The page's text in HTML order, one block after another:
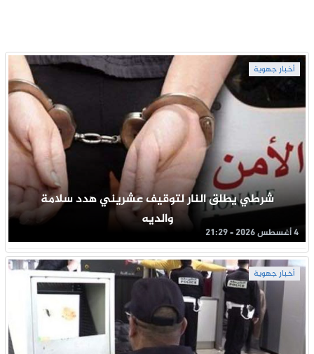
أخبار جهوية
شرطي يطلق النار لتوقيف عشريني هدد سلامة
والديه
4 أغسطس 2026 - 21:29
أخبار جهوية